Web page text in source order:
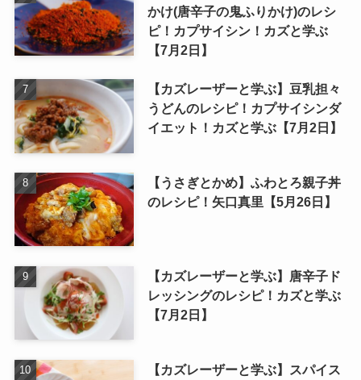
かけ(唐辛子の鬼ふりかけ)のレシ
ピ！カプサイシン！カズと学ぶ
【7月2日】
【カズレーザーと学ぶ】豆乳担々
うどんのレシピ！カプサイシンダ
イエット！カズと学ぶ【7月2日】
【うさぎとかめ】ふわとろ親子丼
のレシピ！矢口真里【5月26日】
【カズレーザーと学ぶ】唐辛子ド
レッシングのレシピ！カズと学ぶ
【7月2日】
【カズレーザーと学ぶ】スパイス